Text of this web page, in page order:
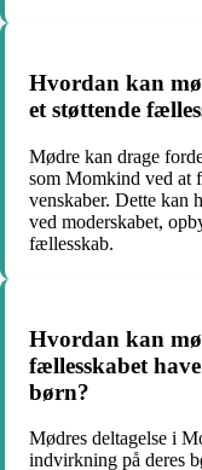
Hvordan kan
et støttende
Mødre kan drage
som Momkind ved at
venskaber. Dette kan
ved moderskabet,
fællesskab.
Hvordan kan
fællesskabet
børn?
Mødres deltagelse i
indvirkning på deres